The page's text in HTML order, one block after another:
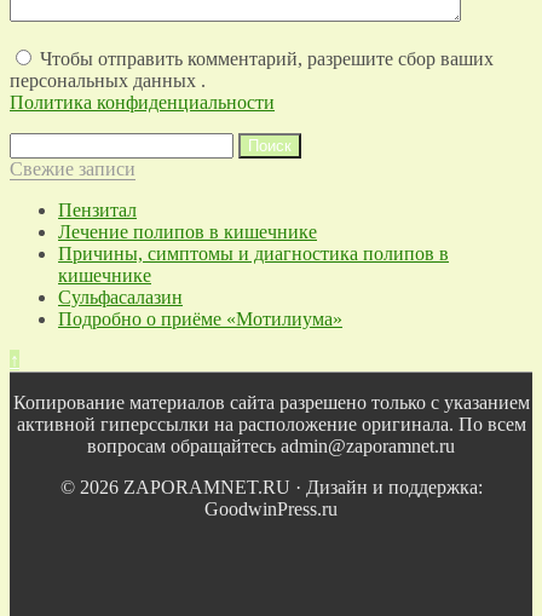
Чтобы отправить комментарий, разрешите сбор ваших
персональных данных .
Политика конфиденциальности
Свежие записи
Пензитал
Лечение полипов в кишечнике
Причины, симптомы и диагностика полипов в
кишечнике
Сульфасалазин
Подробно о приёме «Мотилиума»
↑
Копирование материалов сайта разрешено только с указанием
активной гиперссылки на расположение оригинала. По всем
вопросам обращайтесь admin@zaporamnet.ru
© 2026 ZAPORAMNET.RU · Дизайн и поддержка:
GoodwinPress.ru